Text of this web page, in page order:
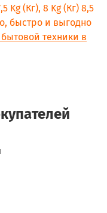
Kg (Кг), 8 Kg (Кг) 8,5
быстро и выгодно
техники в